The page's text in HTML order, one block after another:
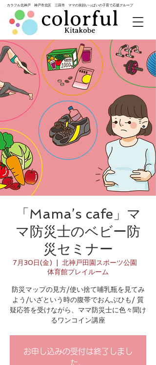
カラフル北神戸 神戸市北区 三田市 ママの笑顔いっぱいの子育て応援グループ
「Mama’s cafe」マ
マ防災士のベビー防
災セミナー
7月30日(金)
北神戸田園スポーツ公園
体育館プレイルーム
防災マップの見方/使い捨て哺乳瓶を見てみ
よう/いざという時の腹帯でおんぶひも/ 質
疑応答を受けながら、ママ防災士に色々聞け
るワンコイン講座
お申し込みの受付は終了しまし
た。